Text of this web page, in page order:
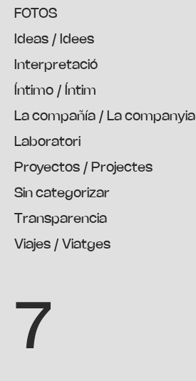
FOTOS
Ideas / Idees
Interpretació
Íntimo / Íntim
La compañía / La companyia
Laboratori
Proyectos / Projectes
Sin categorizar
Transparencia
Viajes / Viatges
7